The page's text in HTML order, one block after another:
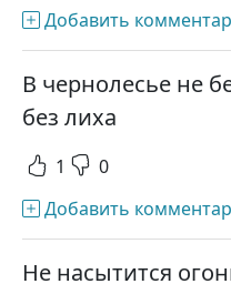
Добавить
В чернолесье не
без лиха
1 0
Добавить
Не насытится